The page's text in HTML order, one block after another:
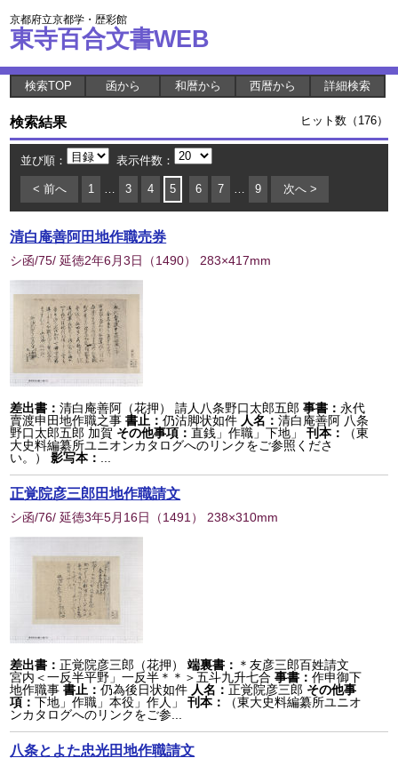
京都府立京都学・歴彩館
東寺百合文書WEB
検索TOP 函から 和暦から 西暦から 詳細検索
検索結果 ヒット数（176）
並び順： 表示件数：
< 前へ 1 … 3 4 5 6 7 … 9 次へ >
清白庵善阿田地作職売券
シ函/75/ 延徳2年6月3日 （1490） 283×417mm
差出書：清白庵善阿（花押） 請人八条野口太郎五郎 事書： 永代
賣渡申田地作職之事書止：仍沽脚状如件 人名：清白庵善阿 八条
野口太郎五郎 加賀 その他事項：直銭」作職」下地」刊本：
（東
大史料編纂所ユニオンカタログへのリンクをご参照くださ
い。）
影写本：
正覚院彦三郎田地作職請文
シ函/76/ 延徳3年5月16日 （1491 ） 238×310mm
差出書：正覚院彦三郎（花押） 端裏書： ＊友彦三郎百姓請文
宮内＜一反半平野」一反半＊＊＞五斗九升七合 事書：作申御下
地作職事書止：仍為後日状如件 人名：正覚院彦三郎 その他事
項：下地」作職」本役」作人」刊本：
（東大史料編纂所ユニオ
ンカタログへのリンクをご参...
八条とよた忠光田地作職請文